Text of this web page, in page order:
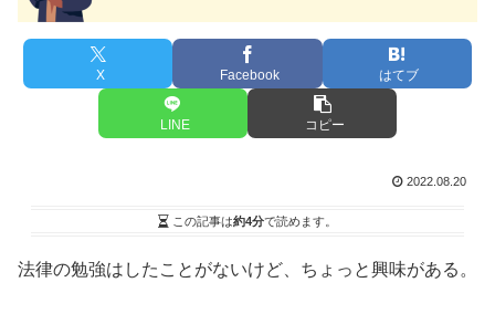
X Facebook はてブ
LINE コピー
2022.08.20
この記事は約4分で読めます。
法律の勉強はしたことがないけど、ちょっと興味がある。